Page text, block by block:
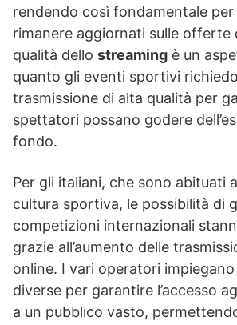
rendendo così fondamentale
rimanere aggiornati sulle offerte
qualità dello streaming è un
quanto gli eventi sportivi
trasmissione di alta qualità per
spettatori possano godere
fondo.
Per gli italiani, che sono abituati
cultura sportiva, le possibilità di
competizioni internazionali
grazie all’aumento delle
online. I vari operatori
diverse per garantire l’accesso
a un pubblico vasto,